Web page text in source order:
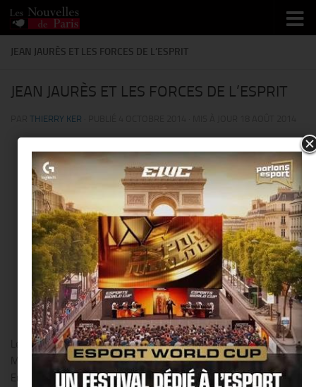
Skip to content
JEAN JAURÈS ET LES FORCES DE L’ESPRIT
JEAN JAURÈS ET LES FORCES DE L’ESPRIT
THIERRY KER
JEAN JAURÈS ET LES FORCES DE L’ESPRIT
DÉBAT SUR L’ŒUVRE PHILOSOPHIQUE DE JAURÈS ANIMÉ PAR
Raphaël PRUDENCIO
Le samedi 4 octobre 2014 au Café Le Croissant 146 rue
Montmartre 75002 PARIS de 15h00 à 17h00.
Entrée libre dans la limite des places disponibles.